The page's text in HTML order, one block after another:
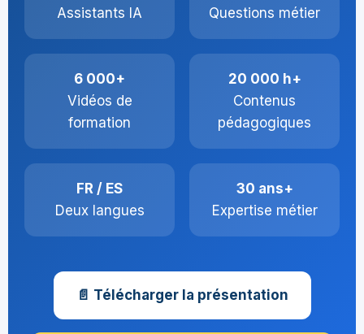
Assistants IA
Questions métier
6 000+
Vidéos de
formation
20 000 h+
Contenus
pédagogiques
FR / ES
Deux langues
30 ans+
Expertise métier
📄 Télécharger la présentation